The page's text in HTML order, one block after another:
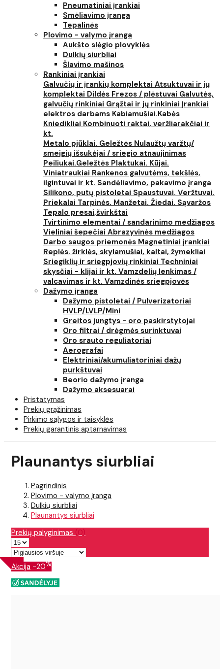
Pneumatiniai įrankiai
Smėliavimo įranga
Tepalinės
Plovimo - valymo įranga
Aukšto slėgio plovyklės
Dulkių siurbliai
Šlavimo mašinos
Rankiniai įrankiai
Galvučių ir įrankių komplektai Atsuktuvai ir jų
komplektai Dildės Frezos / plėstuvai Galvutės,
galvučių rinkiniai Grąžtai ir jų rinkiniai Įrankiai
elektros darbams Kabiamušiai.Kabės
Kniedikliai Kombinuoti raktai, veržliarakčiai ir
kt.
Metalo pjūklai. Geležtės Nulaužtų varžtų/
smeigių išsukėjai / sriegio atnaujinimas
Peiliukai.Geležtės Plaktukai. Kūjai.
Viniatraukiai Rankenos galvutėms, tekšlės,
ilgintuvai ir kt. Sandėliavimo, pakavimo įranga
Silikono, putų pistoletai Spaustuvai. Veržtuvai.
Priekalai Tarpinės. Manžetai. Žiedai. Sąvaržos
Tepalo presai,švirkštai
Tvirtinimo elementai / sandarinimo medžiagos
Vieliniai šepečiai Abrazyvinės medžiagos
Darbo saugos priemonės Magnetiniai įrankiai
Replės. žirklės, skylamušiai, kaltai, žymekliai
Sriegiklių ir sriegpjovių rinkiniai Techniniai
skysčiai - klijai ir kt. Vamzdelių lenkimas /
valcavimas ir kt. Vamzdinės sriegpjovės
Dažymo įranga
Dažymo pistoletai / Pulverizatoriai
HVLP/LVLP/Mini
Greitos jungtys - oro paskirstytojai
Oro filtrai / drėgmės surinktuvai
Oro srauto reguliatoriai
Aerografai
Elektriniai/akumuliatoriniai dažų
purkštuvai
Beorio dažymo įranga
Dažymo aksesuarai
Pristatymas
Prekių grąžinimas
Pirkimo sąlygos ir taisyklės
Prekių garantinis aptarnavimas
Plaunantys siurbliai
Pagrindinis
Plovimo - valymo įranga
Dulkių siurbliai
Plaunantys siurbliai
Prekių palyginimas (0)
Akcija -20%